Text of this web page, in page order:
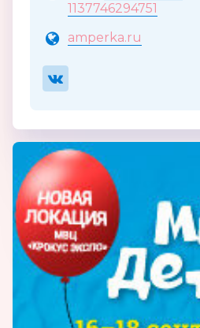
1137746294751
amperka.ru